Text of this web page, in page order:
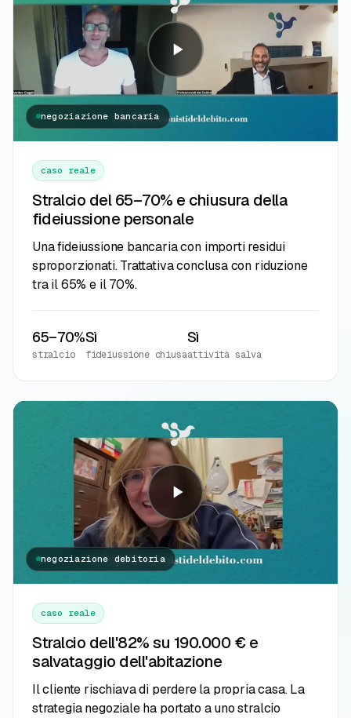
negoziazione bancaria
caso reale
Stralcio del 65–70% e chiusura della
fideiussione personale
Una fideiussione bancaria con importi residui
sproporzionati. Trattativa conclusa con riduzione
tra il 65% e il 70%.
65–70%
stralcio
Sì
fideiussione chiusa
Sì
attività salva
negoziazione debitoria
caso reale
Stralcio dell'82% su 190.000 € e
salvataggio dell'abitazione
Il cliente rischiava di perdere la propria casa. La
strategia negoziale ha portato a uno stralcio